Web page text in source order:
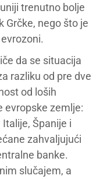
trenutno bolje
Grčke, nego što je
da se situacija
razliku od pre dve
od loših
evropske zemlje:
Španije i
zahvaljujući
banke.
slučajem, a